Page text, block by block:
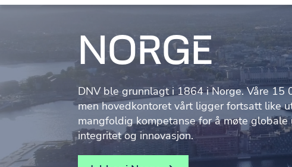
Skip to content
NORGE
DNV ble grunnlagt i 1864 i Norge. Våre 15
men hovedkontoret vårt ligger fortsatt like
mangfoldig kompetanse for å møte
integritet og innovasjon.